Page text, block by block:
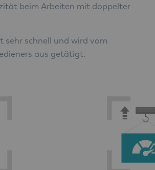
beim Arbeiten mit doppelter
sehr schnell und wird vom
aus getätigt.